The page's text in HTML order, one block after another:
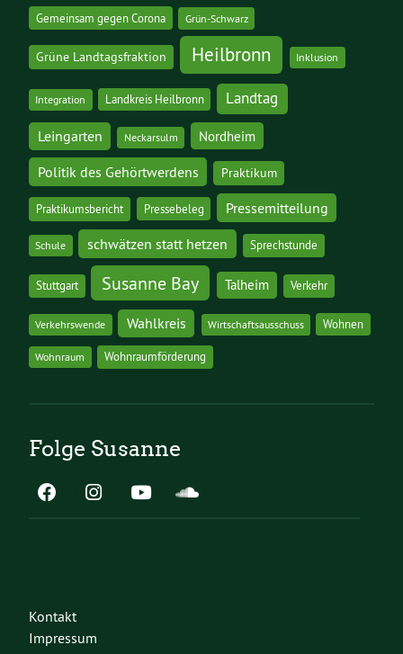
Gemeinsam gegen Corona Grün-Schwarz
Grüne Landtagsfraktion Heilbronn Inklusion
Integration Landkreis Heilbronn Landtag
Leingarten Neckarsulm Nordheim
Politik des Gehörtwerdens Praktikum
Praktikumsbericht Pressebeleg Pressemitteilung
Schule schwätzen statt hetzen Sprechstunde
Stuttgart Susanne Bay Talheim Verkehr
Verkehrswende Wahlkreis Wirtschaftsausschuss Wohnen
Wohnraum Wohnraumförderung
Folge Susanne
Kontakt
Impressum